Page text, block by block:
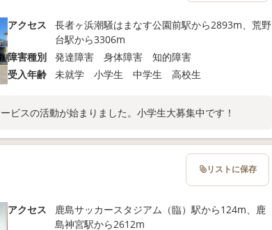
アクセス
長者ヶ浜潮騒はまなす公園前駅から2893m、荒野
台駅から3306m
障害種別
発達障害 身体障害 知的障害
受入年齢
未就学 小学生 中学生 高校生
ビスの活動が始まりました。小学生大募集中です！
アクセス
鹿島サッカースタジアム（臨）駅から124m、鹿
島神宮駅から2612m
リストに保存